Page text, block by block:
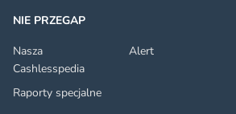
NIE PRZEGAP
Nasza
Cashlesspedia
Alert
Raporty specjalne